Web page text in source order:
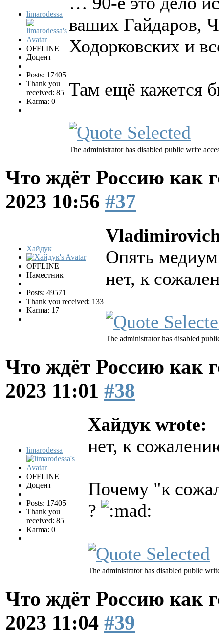
limarodessa
OFFLINE
Доцент
Posts: 17405
Thank you
received: 85
Karma: 0
ваших Гайдаров,
Ходорковских и
Там ещё кажется
The administrator has disabled public write
Что ждёт Россию как
2023 10:56 #37
Хайдук
OFFLINE
Наместник
Posts: 49571
Thank you received: 133
Karma: 17
Опять
нет, к
The administrator has disabled
Что ждёт Россию как
2023 11:01 #38
limarodessa
OFFLINE
Доцент
Posts: 17405
Thank you
received: 85
Karma: 0
Хайдук wrote:
нет, к
Почему "к
?
The administrator has disabled public
Что ждёт Россию как
2023 11:04 #39